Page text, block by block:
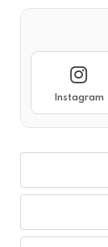
Instagram